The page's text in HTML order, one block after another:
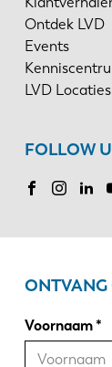
Ontdek LVD
Events
LVD Locaties
FOLLOW
ONTVANG
Voornaam